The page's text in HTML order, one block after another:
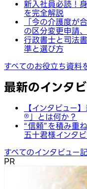
新入社員必読！
を完全解説
「今の介護度が
の区分変更申請
行政書士と司法
準と選び方
すべてのお役立ち資料
最新のインタ
【インタビュー
®︎」とは何か？
“信頼”を積み重
五十君様インタビ
すべてのインタビュー
PR